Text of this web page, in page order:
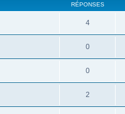
RÉPONSES
4
0
0
2